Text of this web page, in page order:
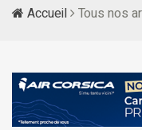
Accueil Tous nos